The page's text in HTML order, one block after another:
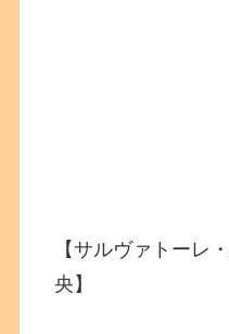
【サルヴァトーレ
央】